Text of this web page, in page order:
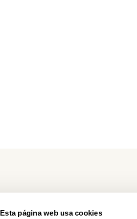
Esta página web usa cookies